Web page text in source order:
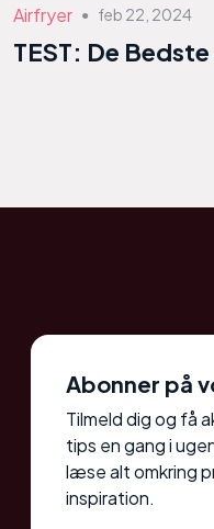
Airfryer ● feb 22, 2024
TEST: De
Abonner på
Tilmeld dig og få
tips en gang i
læse alt omkring
inspiration.